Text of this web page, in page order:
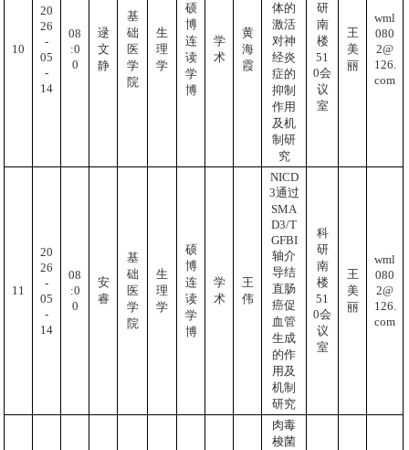
10
20
26
-
05
-
14
08
:0
0
逯
文
静
基
础
医
学
院
生
理
学
硕
博
连
读
学
博
学
术
黄
海
霞
体的
激活
对神
经炎
症的
抑制
作用
及机
制研
究
研
南
楼
51
0会
议
室
王
美
丽
wml
080
2@
126.
com
11
20
26
-
05
-
14
08
:0
0
安
睿
基
础
医
学
院
生
理
学
硕
博
连
读
学
博
学
术
王
伟
NICD
3通过
SMA
D3/T
GFBI
轴介
导结
直肠
癌促
血管
生成
的作
用及
机制
研究
科
研
南
楼
51
0会
议
室
王
美
丽
wml
080
2@
126.
com
肉毒
梭菌